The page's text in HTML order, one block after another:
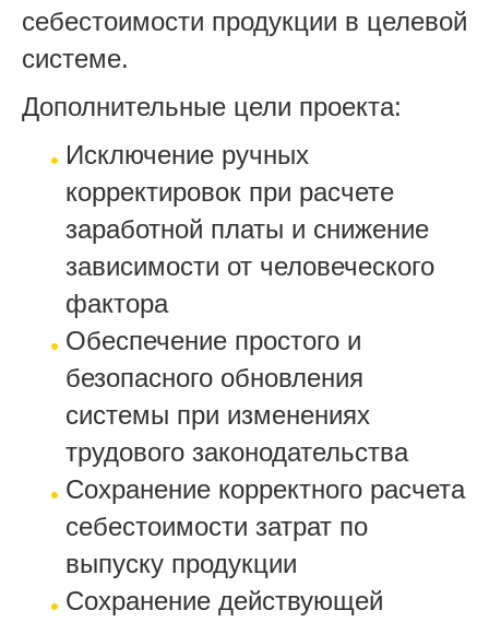
себестоимости продукции в целевой
системе.
Дополнительные цели проекта:
Исключение ручных
корректировок при расчете
заработной платы и снижение
зависимости от человеческого
фактора
Обеспечение простого и
безопасного обновления
системы при изменениях
трудового законодательства
Сохранение корректного расчета
себестоимости затрат по
выпуску продукции
Сохранение действующей